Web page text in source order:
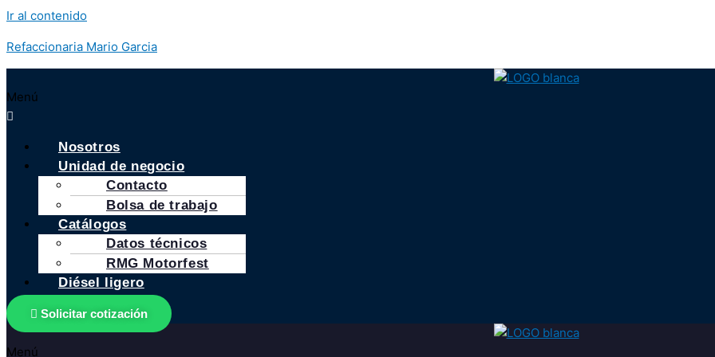
Ir al contenido
Refaccionaria Mario Garcia
Menú
Nosotros
Unidad de negocio
Contacto
Bolsa de trabajo
Catálogos
Datos técnicos
RMG Motorfest
Diésel ligero
Solicitar cotización
Menú